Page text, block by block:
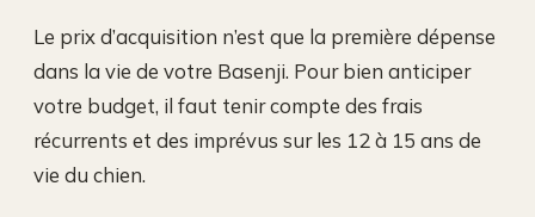
Le prix d’acquisition n’est que la première dépense
dans la vie de votre Basenji. Pour bien anticiper
votre budget, il faut tenir compte des frais
récurrents et des imprévus sur les 12 à 15 ans de
vie du chien.